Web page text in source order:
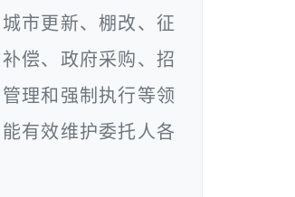
市更新、棚改、征
偿、政府采购、招
理和强制执行等领
有效维护委托人各